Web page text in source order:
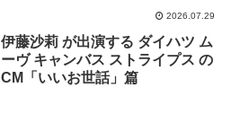
2026.07.29
伊藤沙莉 が出演する ダイハツ ム
ーヴ キャンバス ストライプス の
CM「いいお世話」篇